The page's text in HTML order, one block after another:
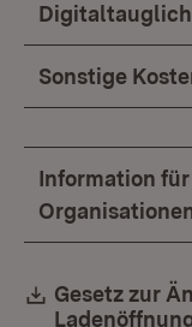
Sonstige
Information
Download:
Gesetz zur